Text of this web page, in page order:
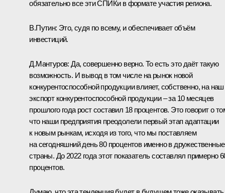
обязательно все эти СПИКи в формате участия региона.
В.Путин: Это, судя по всему, и обеспечивает объём
инвестиций.
Д.Мантуров:Да, совершенно верно. То есть это даёт такую
возможность. И вывод в том числе на рынок новой
конкурентоспособной продукции влияет, собственно, на наш
экспорт конкурентоспособной продукции – за 10 месяцев
прошлого года рост составил 18 процентов. Это говорит о
что наши предприятия преодолели первый этап адаптации
к новым рынкам, исходя из того, что мы поставляем
на сегодняшний день 80 процентов именно в дружественные
страны. До 2022 года этот показатель составлял примерно
процентов.